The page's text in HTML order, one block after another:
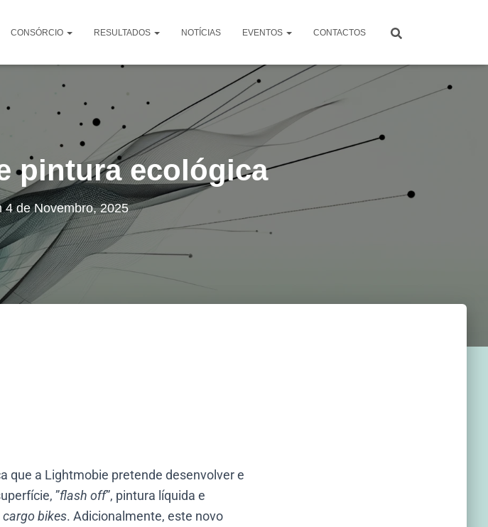
CONSÓRCIO RESULTADOS NOTÍCIAS EVENTOS CONTACTOS
pintura ecológica
4 de Novembro, 2025
que a Lightmobie pretende desenvolver e
”flash off”, pintura líquida e
cargo bikes. Adicionalmente, este novo